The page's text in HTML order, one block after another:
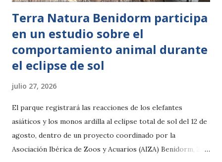
Terra Natura Benidorm participa
en un estudio sobre el
comportamiento animal durante
el eclipse de sol
julio 27, 2026
El parque registrará las reacciones de los elefantes
asiáticos y los monos ardilla al eclipse total de sol del 12 de
agosto, dentro de un proyecto coordinado por la
Asociación Ibérica de Zoos y Acuarios (AIZA) Benidorm, 27